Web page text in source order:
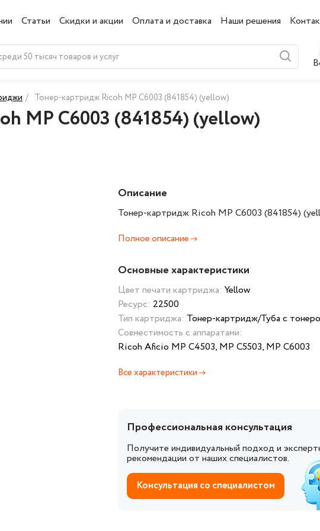
Статьи Скидки и акции Оплата и доставка Наши решения
/ Тонер-картридж Ricoh MP C6003 (841854) (yellow)
MP C6003 (841854) (yellow)
Описание
Тонер-картридж Ricoh MP C6003 (841854)
Полное описание
Основные характеристики
Цвет печати картриджа: Yellow
Ресурс: 22500
Тип картриджа: Тонер-картридж/Туба с
Совместимость с аппаратами:
Ricoh Aficio MP C4503, MP C5503, MP C6003
Все характеристики
Профессиональная консультация
Получите индивидуальный подход и
рекомендации от наших специалистов.
Консультация со специалистом